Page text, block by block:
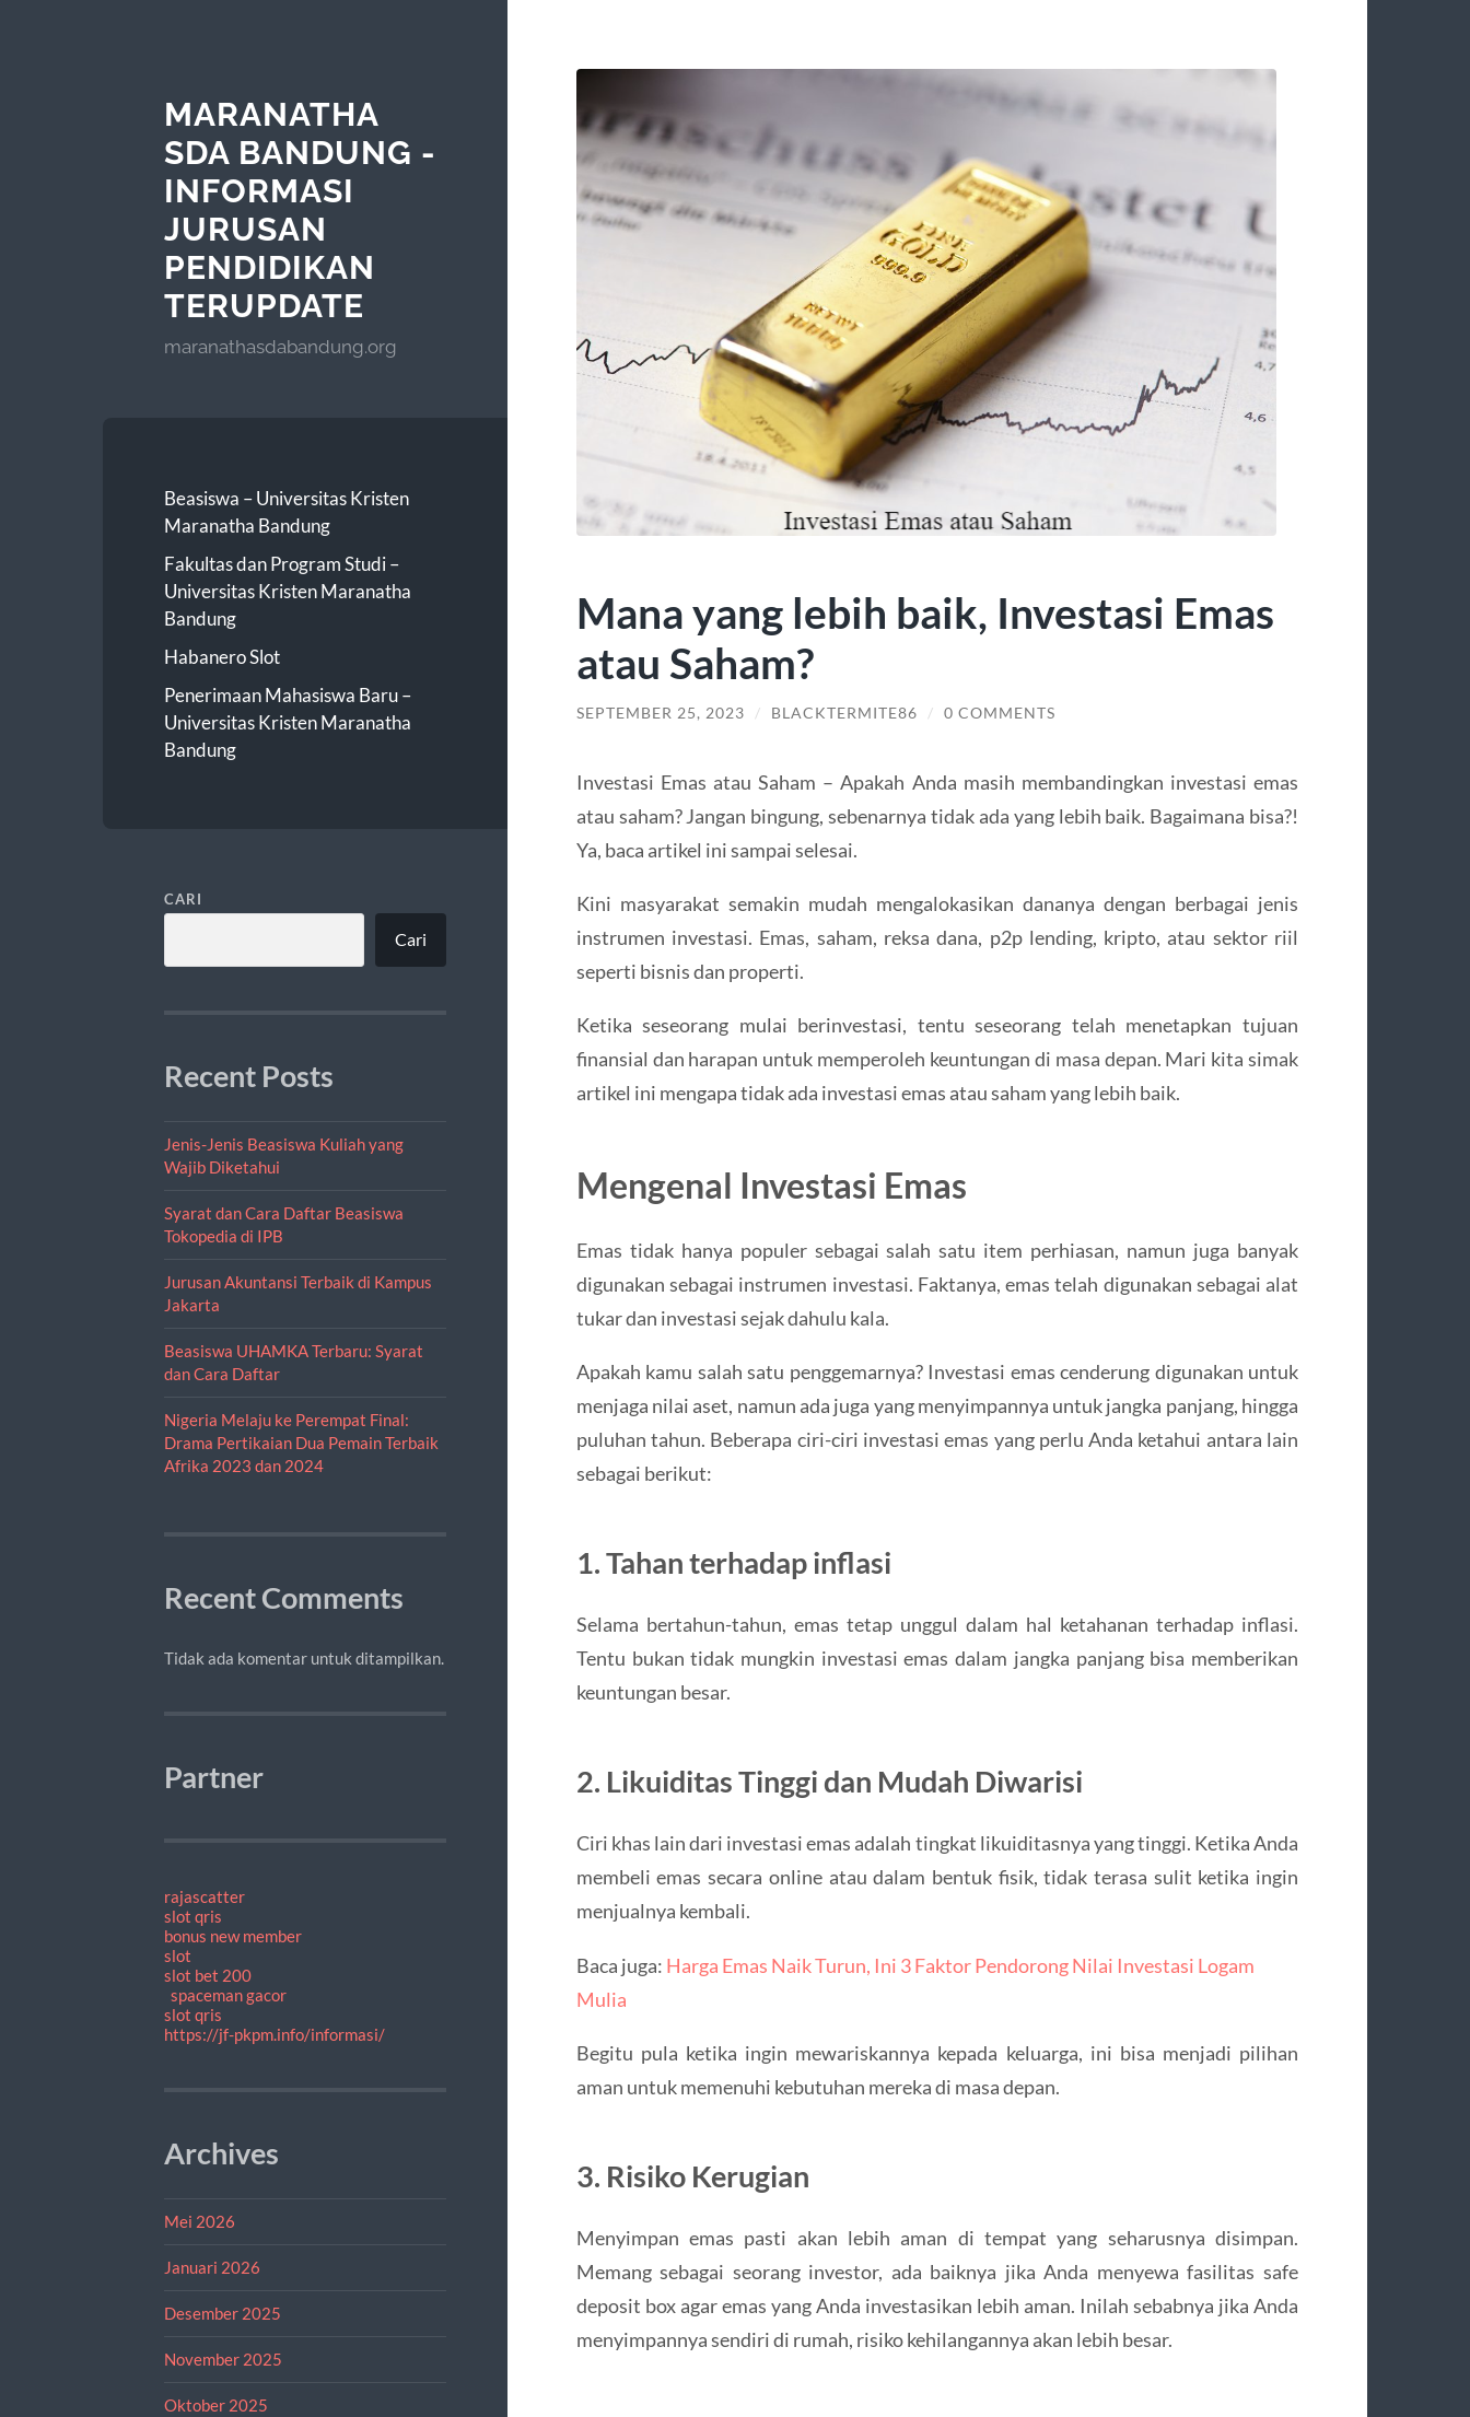
MARANATHA
SDA BANDUNG -
INFORMASI
JURUSAN
PENDIDIKAN
TERUPDATE
maranathasdabandung.org
Beasiswa – Universitas Kristen
Maranatha Bandung
Fakultas dan Program Studi –
Universitas Kristen Maranatha
Bandung
Habanero Slot
Penerimaan Mahasiswa Baru –
Universitas Kristen Maranatha
Bandung
CARI
Cari
Recent Posts
Jenis-Jenis Beasiswa Kuliah yang
Wajib Diketahui
Syarat dan Cara Daftar Beasiswa
Tokopedia di IPB
Jurusan Akuntansi Terbaik di Kampus
Jakarta
Beasiswa UHAMKA Terbaru: Syarat
dan Cara Daftar
Nigeria Melaju ke Perempat Final:
Drama Pertikaian Dua Pemain Terbaik
Afrika 2023 dan 2024
Recent Comments
Tidak ada komentar untuk ditampilkan.
Partner
rajascatter
slot qris
bonus new member
slot
slot bet 200
spaceman gacor
slot qris
https://jf-pkpm.info/informasi/
Archives
Mei 2026
Januari 2026
Desember 2025
November 2025
Oktober 2025
Mana yang lebih baik, Investasi Emas
atau Saham?
SEPTEMBER 25, 2023 / BLACKTERMITE86 / 0 COMMENTS
Investasi Emas atau Saham – Apakah Anda masih membandingkan investasi emas
atau saham? Jangan bingung, sebenarnya tidak ada yang lebih baik. Bagaimana bisa?!
Ya, baca artikel ini sampai selesai.
Kini masyarakat semakin mudah mengalokasikan dananya dengan berbagai jenis
instrumen investasi. Emas, saham, reksa dana, p2p lending, kripto, atau sektor riil
seperti bisnis dan properti.
Ketika seseorang mulai berinvestasi, tentu seseorang telah menetapkan tujuan
finansial dan harapan untuk memperoleh keuntungan di masa depan. Mari kita simak
artikel ini mengapa tidak ada investasi emas atau saham yang lebih baik.
Mengenal Investasi Emas
Emas tidak hanya populer sebagai salah satu item perhiasan, namun juga banyak
digunakan sebagai instrumen investasi. Faktanya, emas telah digunakan sebagai alat
tukar dan investasi sejak dahulu kala.
Apakah kamu salah satu penggemarnya? Investasi emas cenderung digunakan untuk
menjaga nilai aset, namun ada juga yang menyimpannya untuk jangka panjang, hingga
puluhan tahun. Beberapa ciri-ciri investasi emas yang perlu Anda ketahui antara lain
sebagai berikut:
1. Tahan terhadap inflasi
Selama bertahun-tahun, emas tetap unggul dalam hal ketahanan terhadap inflasi.
Tentu bukan tidak mungkin investasi emas dalam jangka panjang bisa memberikan
keuntungan besar.
2. Likuiditas Tinggi dan Mudah Diwarisi
Ciri khas lain dari investasi emas adalah tingkat likuiditasnya yang tinggi. Ketika Anda
membeli emas secara online atau dalam bentuk fisik, tidak terasa sulit ketika ingin
menjualnya kembali.
Baca juga: Harga Emas Naik Turun, Ini 3 Faktor Pendorong Nilai Investasi Logam
Mulia
Begitu pula ketika ingin mewariskannya kepada keluarga, ini bisa menjadi pilihan
aman untuk memenuhi kebutuhan mereka di masa depan.
3. Risiko Kerugian
Menyimpan emas pasti akan lebih aman di tempat yang seharusnya disimpan.
Memang sebagai seorang investor, ada baiknya jika Anda menyewa fasilitas safe
deposit box agar emas yang Anda investasikan lebih aman. Inilah sebabnya jika Anda
menyimpannya sendiri di rumah, risiko kehilangannya akan lebih besar.